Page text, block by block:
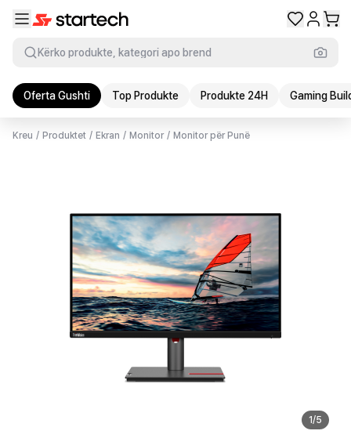
Kërko produkte, kategori apo brend
Oferta Gushti Top Produkte Produkte 24H Gaming
Kreu / Produktet / Ekran / Monitor / Monitor për Punë
1/5